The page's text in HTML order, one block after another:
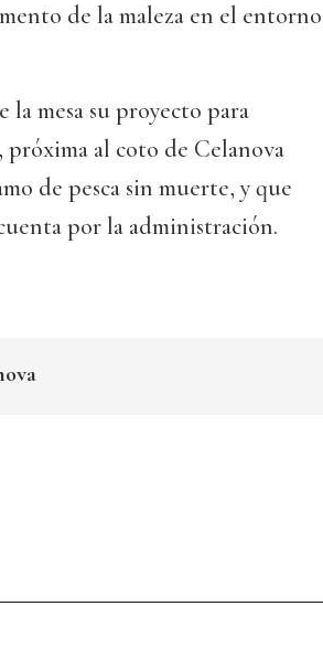
de la maleza en el entorno
la mesa su proyecto para
, próxima al coto de Celanova
de pesca sin muerte, y que
por la administración.